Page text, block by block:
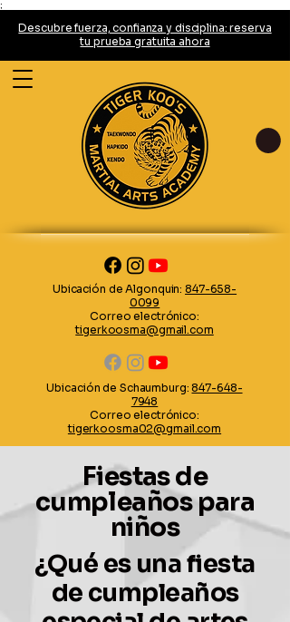
;
Ubicación de Algonquin:847-658-
0099
Correo electrónico:
tigerkoosma@gmail.com
Ubicación de Schaumburg:847-648-
7948
Correo electrónico:
tigerkoosma02@gmail.com
Descubre fuerza, confianza y disciplina: reserva
tu prueba gratuita ahora
Fiestas de
cumpleaños para
niños
¿Qué es una fiesta
de cumpleaños